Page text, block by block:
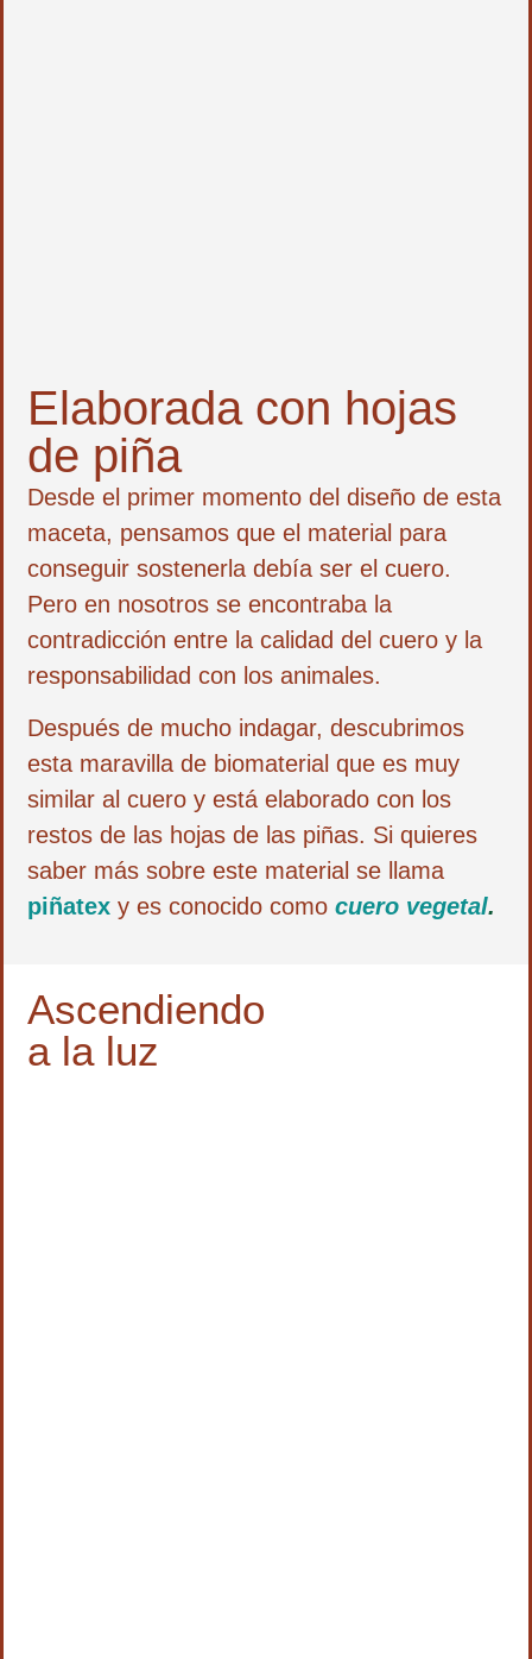
Elaborada con hojas
de piña
Desde el primer momento del diseño de esta
maceta, pensamos que el material para
conseguir sostenerla debía ser el cuero.
Pero en nosotros se encontraba la
contradicción entre la calidad del cuero y la
responsabilidad con los animales.
Después de mucho indagar, descubrimos
esta maravilla de biomaterial que es muy
similar al cuero y está elaborado con los
restos de las hojas de las piñas. Si quieres
saber más sobre este material se llama
piñatex y es conocido como cuero vegetal.
Ascendiendo
a la luz